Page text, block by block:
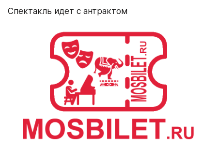
Спектакль идет с антрактом